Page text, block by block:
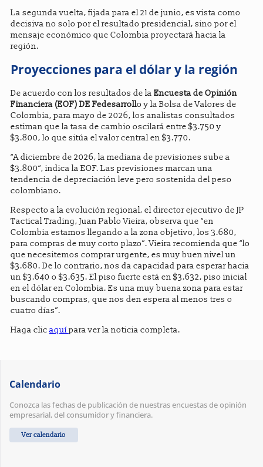
La segunda vuelta, fijada para el 21 de junio, es vista como
decisiva no solo por el resultado presidencial, sino por el
mensaje económico que Colombia proyectará hacia la
región.
Proyecciones para el dólar y la región
De acuerdo con los resultados de la Encuesta de Opinión
Financiera (EOF) DE Fedesarrollo y la Bolsa de Valores de
Colombia, para mayo de 2026, los analistas consultados
estiman que la tasa de cambio oscilará entre $3.750 y
$3.800, lo que sitúa el valor central en $3.770.
“A diciembre de 2026, la mediana de previsiones sube a
$3.800“, indica la EOF. Las previsiones marcan una
tendencia de depreciación leve pero sostenida del peso
colombiano.
Respecto a la evolución regional, el director ejecutivo de JP
Tactical Trading, Juan Pablo Vieira, observa que “en
Colombia estamos llegando a la zona objetivo, los 3.680,
para compras de muy corto plazo”. Vieira recomienda que “lo
que necesitemos comprar urgente, es muy buen nivel un
$3.680. De lo contrario, nos da capacidad para esperar hacia
un $3.640 o $3.635. El piso fuerte está en $3.632, piso inicial
en el dólar en Colombia. Es una muy buena zona para estar
buscando compras, que nos den espera al menos tres o
cuatro días”.
Haga clic aquípara ver la noticia completa.
Calendario
Conozca las fechas de publicación de nuestras encuestas de opinión
empresarial, del consumidor y financiera.
Ver calendario